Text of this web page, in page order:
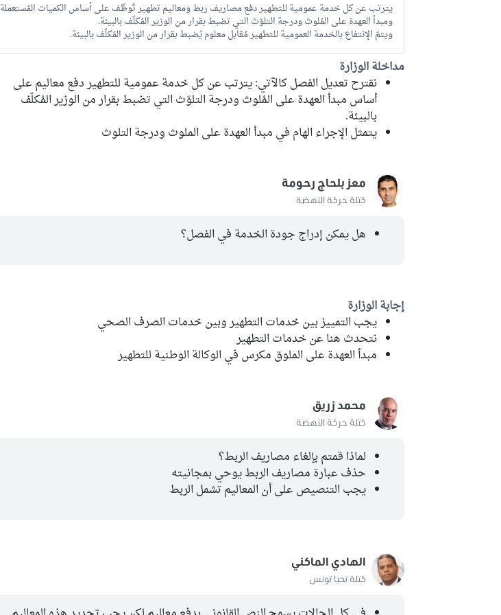
يترتب عن كل خدمة عمومية للتطهير دفع مصاريف ربط ومعاليم تطهير تُوظّف على أساس الكميات المُستعملة
ومبدأ العهدة على المُلوث ودرجة التلوّث التي تضبط بقرار من الوزير المُكلّف بالبيئة.
ويتمّ الإنتفاع بالخدمة العمومية للتطهير مُقابل معلوم يُضبط بقرار من الوزير المُكلّف بالبيئة.
مداخلة الوزارة
نقترح تعديل الفصل كالآتي: يترتب عن كل خدمة عمومية للتطهير دفع معاليم على
أساس مبدأ العهدة على المُلوث ودرجة التلوّث التي تضبط بقرار من الوزير المُكلّف
بالبيئة.
يتمثل الإجراء الهام في مبدأ العهدة على الملوث ودرجة التلوث
معز بلحاج رحومة
كتلة حركة النهضة
هل يمكن إدراج جودة الخدمة في الفصل؟
إجابة الوزارة
يجب التمييز بين خدمات التطهير وبين خدمات الصرف الصحي
نتحدث هنا عن خدمات التطهير
مبدأ العهدة على الملوق مكرس في الوكالة الوطنية للتطهير
محمد زريق
كتلة حركة النهضة
لماذا قمتم بإلغاء مصاريف الربط؟
حذف عبارة مصاريف الربط يوحي بمجانيته
يجب التنصيص على أن المعاليم تشمل الربط
الهادي الماكني
كتلة تحيا تونس